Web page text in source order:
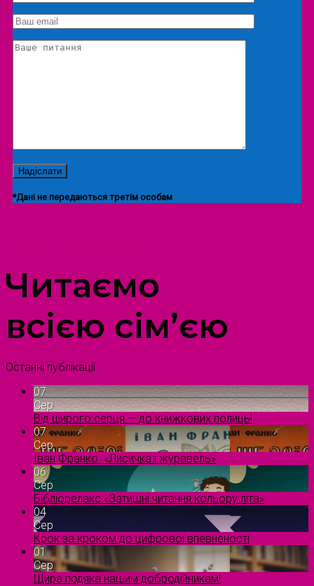
Екскурсія/локація
*Дані не передаються третім особам
Читаємо
всією сім’єю
Останні публікації
07
Сер
Від щирого серця — до книжкових полиць!
07
Сер
Іван Франко. «Лисичка і журавель»
06
Сер
Бібліорелакс «Затишні читання кольору літа»
04
Сер
Крок за кроком до цифрової впевненості
01
Сер
Щира подяка нашим добродійникам!